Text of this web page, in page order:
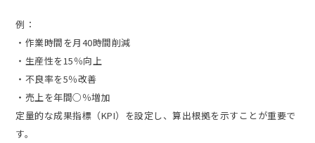
例：
・作業時間を月40時間削減
・生産性を15％向上
・不良率を5％改善
・売上を年間○％増加
定量的な成果指標（KPI）を設定し、算出根拠を示すことが重要で
す。